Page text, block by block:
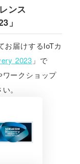
ンス
」
お届けするIoTカ
2023 」で
ワークショップ
。